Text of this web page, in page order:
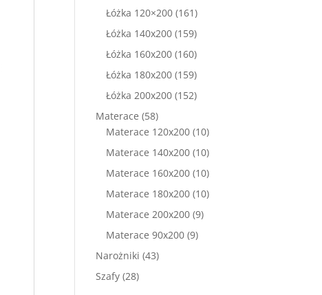
produktów
Łóżka 120×200 161161
produktów
Łóżka 140x200 159159
produktów
Łóżka 160x200 160160
produktów
Łóżka 180x200 159159
produktów
Łóżka 200x200 152152
Materace 5858
produktów
Materace 120x200 1010
produktów
Materace 140x200 1010
produktów
Materace 160x200 1010
produktów
Materace 180x200 1010
Materace 200x200 99
Materace 90x200 99
Narożniki 4343
Szafy 2828